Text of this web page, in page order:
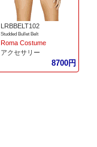
LRBBELT102
Studded Bullet Belt
Roma Costume
アクセサリー
8700円